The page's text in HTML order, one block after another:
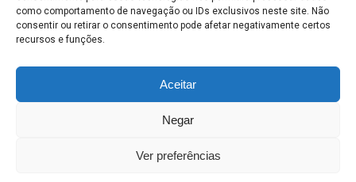
como comportamento de navegação ou IDs exclusivos neste site. Não
consentir ou retirar o consentimento pode afetar negativamente certos
recursos e funções.
Aceitar
Negar
Ver preferências
MAPA DO SITE
SEDE DO ADMINISTRATIVO MUNICIPAL - Avenida